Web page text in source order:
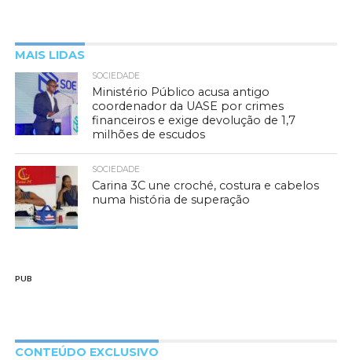
MAIS LIDAS
SOCIEDADE
Ministério Público acusa antigo
coordenador da UASE por crimes
financeiros e exige devolução de 1,7
milhões de escudos
SOCIEDADE
Carina 3C une croché, costura e cabelos
numa história de superação
PUB
CONTEÚDO EXCLUSIVO